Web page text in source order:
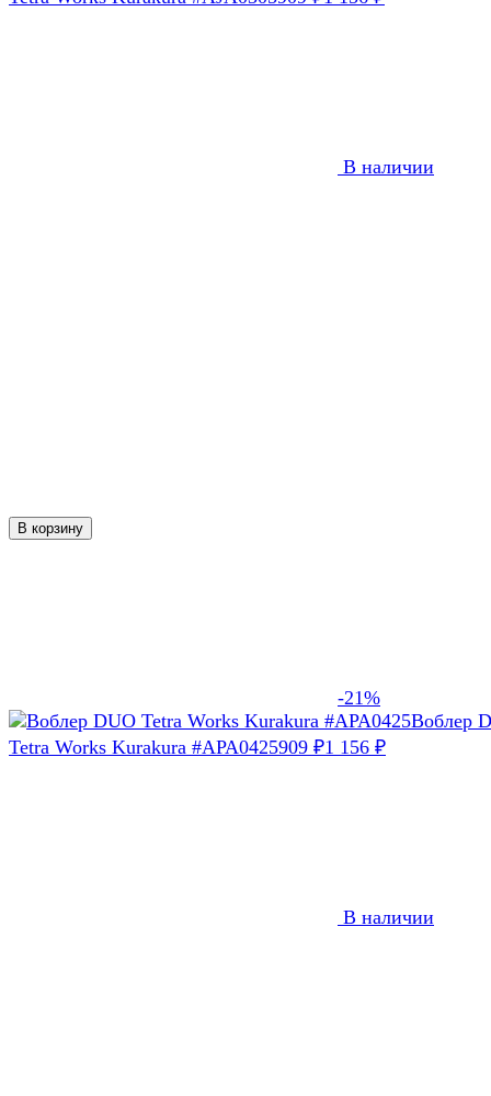
В наличии
В корзину
-21%
Воблер
Tetra Works Kurakura #APA0425909 ₽1 156 ₽
В наличии